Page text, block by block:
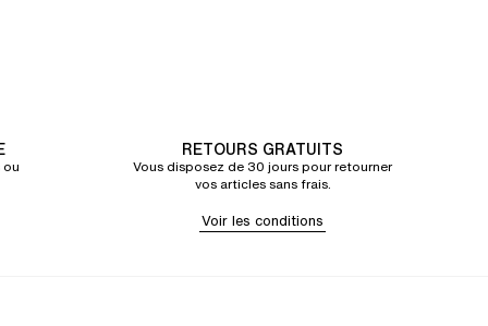
RETOURS GRATUITS
Vous disposez de 30 jours pour retourner
vos articles sans frais.
Voir les conditions